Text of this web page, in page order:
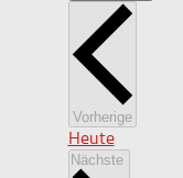
Vorherige
Heute
Nächste